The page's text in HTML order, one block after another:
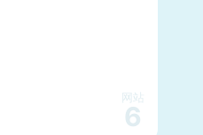
网站
6